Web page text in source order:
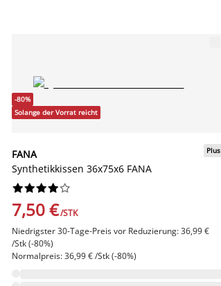
-80%
Solange der Vorrat reicht
FANA
Synthetikkissen 36x75x6 FANA
Plus






7,50 €/STK
Niedrigster 30-Tage-Preis vor Reduzierung: 36,99 €
/Stk (-80%)
Normalpreis: 36,99 € /Stk (-80%)